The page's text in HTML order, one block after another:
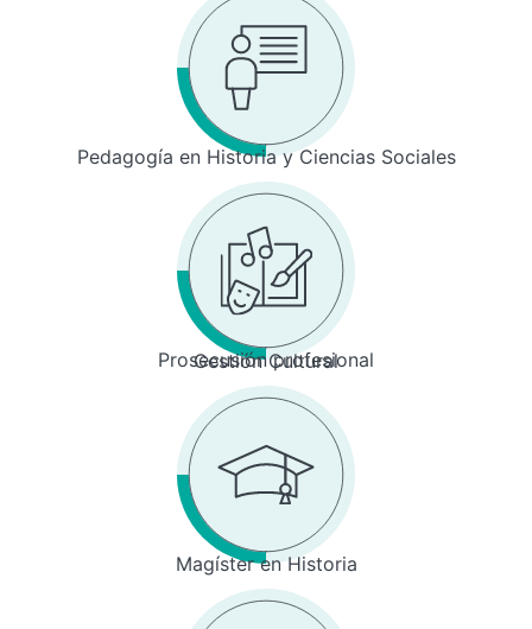
Pedagogía en Historia y Ciencias Sociales
Prosecusión profesional
Gestión Cultural
Magíster en Historia